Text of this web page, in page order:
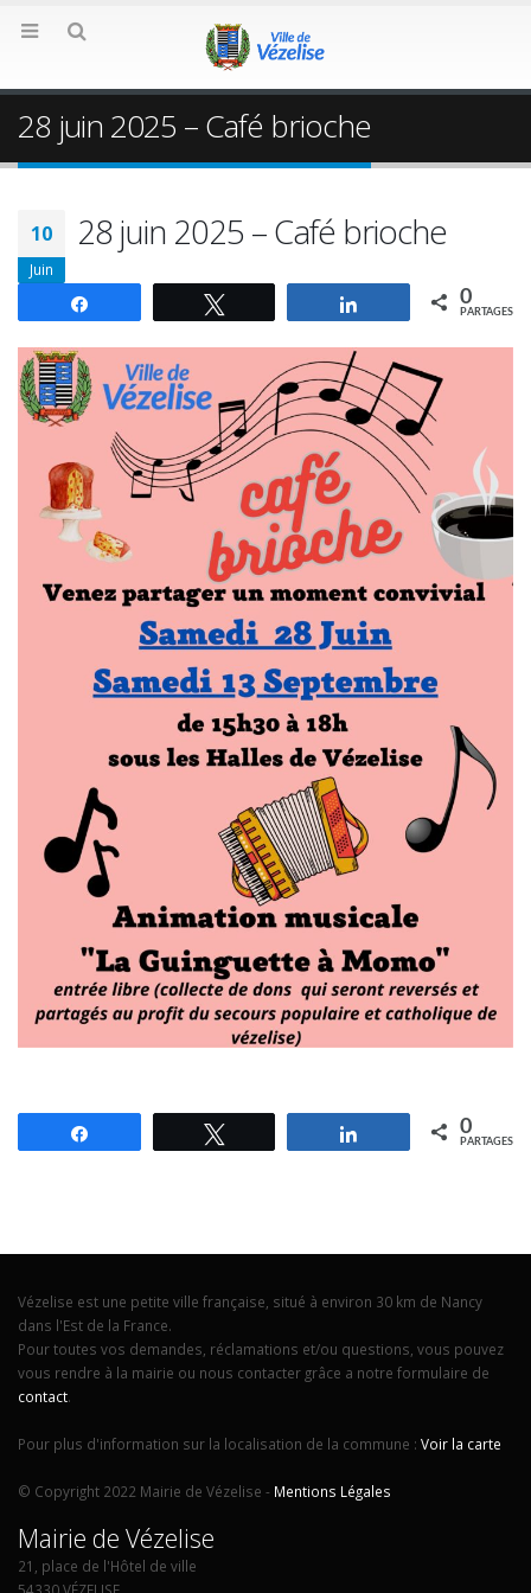
28 juin 2025 – Café brioche
10
Juin
28 juin 2025 – Café brioche
Partagez 0
PARTAGES
Partagez 0
PARTAGES
Vézelise est une petite ville française, situé à environ 30 km de Nancy
dans l'Est de la France.
Pour toutes vos demandes, réclamations et/ou questions, vous pouvez
vous rendre à la mairie ou nous contacter grâce a notre formulaire de
contact.
Pour plus d'information sur la localisation de la commune : Voir la carte
© Copyright 2022 Mairie de Vézelise - Mentions Légales
Mairie de Vézelise
21, place de l'Hôtel de ville